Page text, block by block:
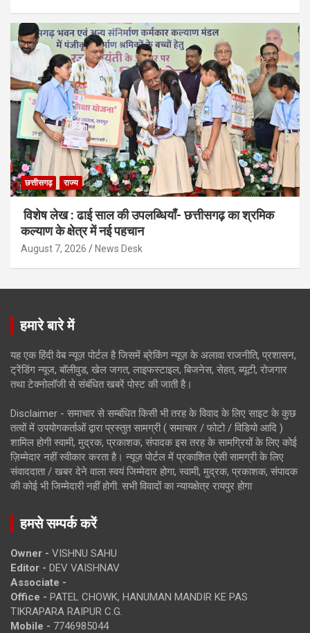
छत्तीसगढ़ राज्य
विशेष लेख : ढाई साल की उपलब्धियाँ- छत्तीसगढ़ का श्रमिक
कल्याण के क्षेत्र में नई पहचान
August 7, 2026 News Desk
हमारे बारे में
यह एक हिंदी वेब न्यूज़ पोर्टल है जिसमें ब्रेकिंग न्यूज़ के अलावा राजनीति, प्रशासन,
ट्रेंडिंग न्यूज, बॉलीवुड, खेल जगत, लाइफस्टाइल, बिजनेस, सेहत, ब्यूटी, रोजगार
तथा टेक्नोलॉजी से संबंधित खबरें पोस्ट की जाती है।
Disclaimer - समाचार से सम्बंधित किसी भी तरह के विवाद के लिए साइट के कुछ
तत्वों में उपयोगकर्ताओं द्वारा प्रस्तुत सामग्री ( समाचार / फोटो / विडियो आदि )
शामिल होगी स्वामी, मुद्रक, प्रकाशक, संपादक इस तरह के सामग्रियों के लिए कोई
ज़िम्मेदार नहीं स्वीकार करता है। न्यूज़ पोर्टल में प्रकाशित ऐसी सामग्री के लिए
संवाददाता / खबर देने वाला स्वयं जिम्मेदार होगा, स्वामी, मुद्रक, प्रकाशक, संपादक
की कोई भी जिम्मेदारी नहीं होगी. सभी विवादों का न्यायक्षेत्र रायपुर होगा
हमसे सम्पर्क करें
Owner - VISHNU SAHU
Editor - DEV VAISHNAV
Associate -
Office - PATEL CHOWK, HANUMAN MANDIR KE PAS
TIKRAPARA RAIPUR C.G.
Mobile - 7746985044